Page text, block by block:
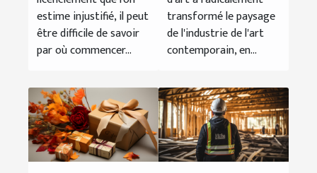
estime injustifié, il peut
être difficile de savoir
par où commencer...
l'art
contemporain
transformé le paysage
de l'industrie de l'art
contemporain, en...